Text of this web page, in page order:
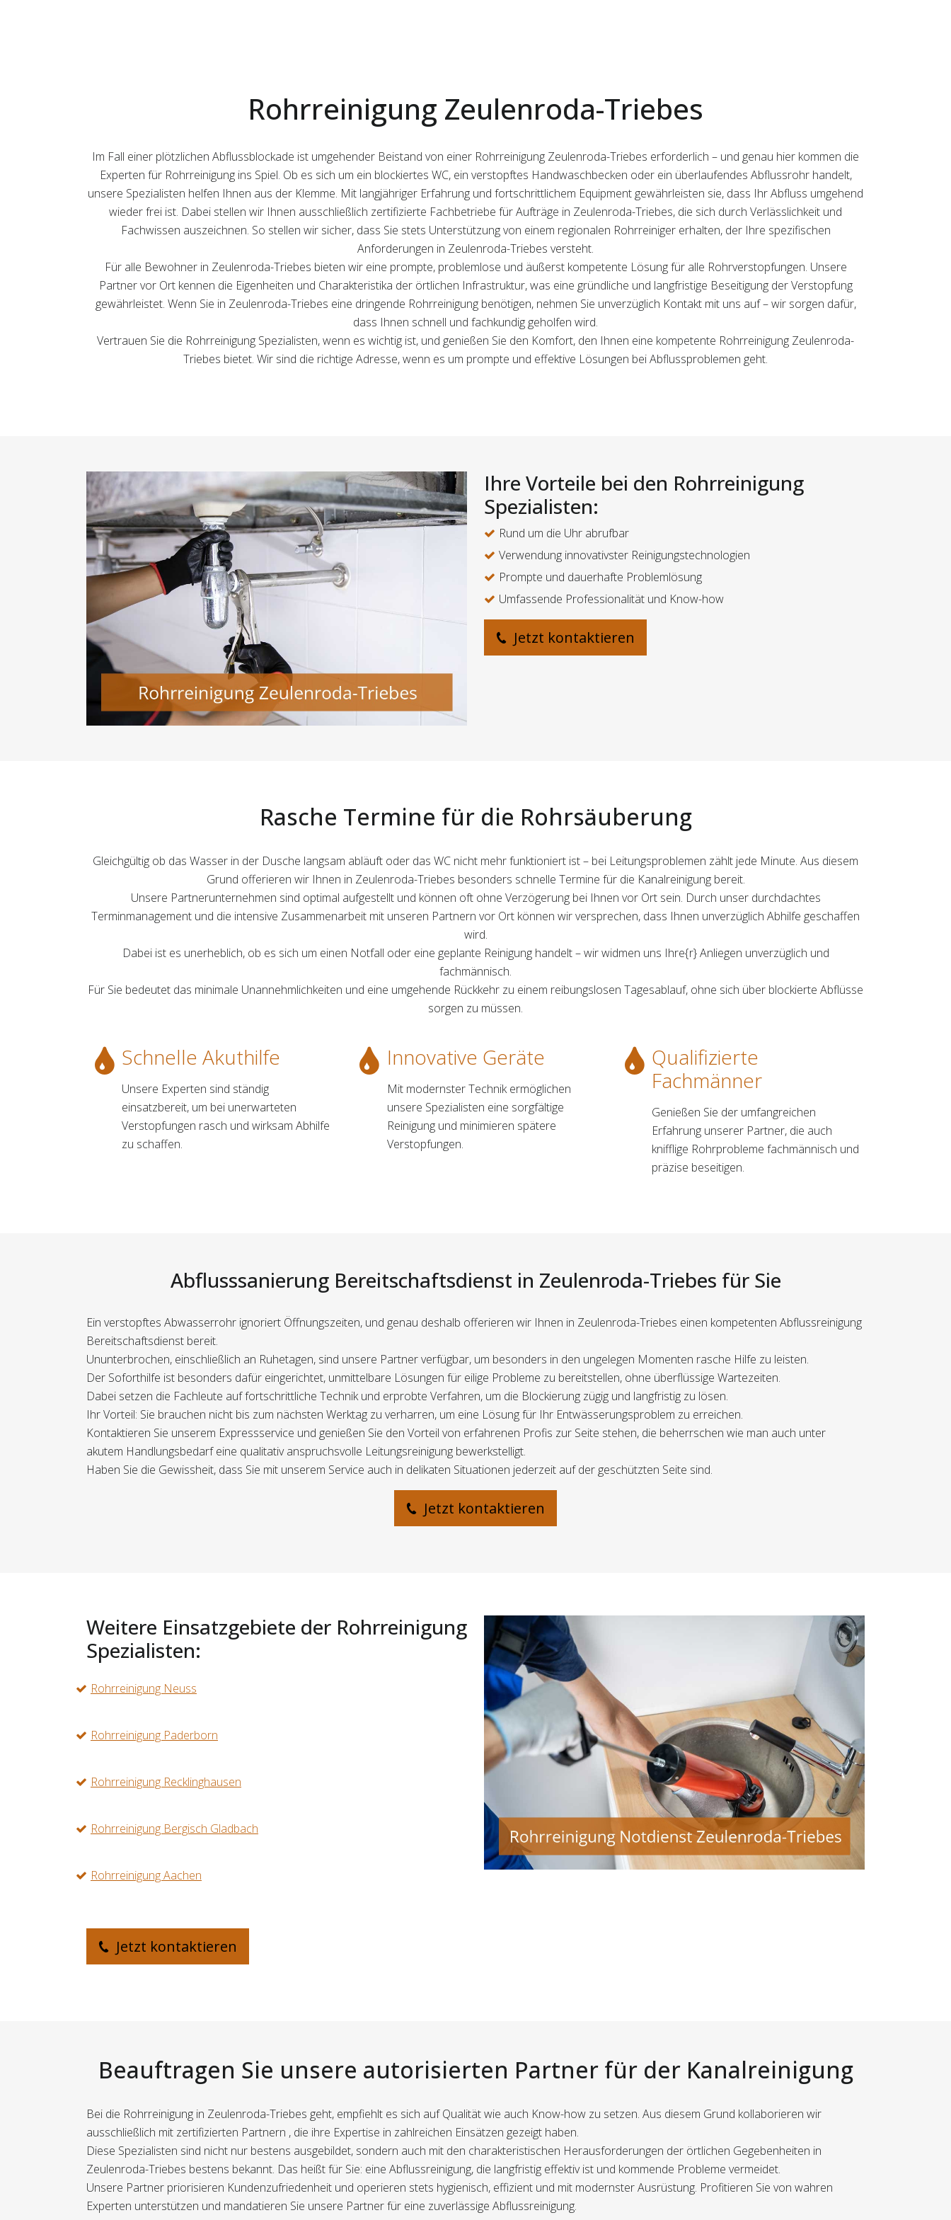
Rohrreinigung Zeulenroda-Triebes
Im Fall einer plötzlichen Abflussblockade ist umgehender Beistand von einer Rohrreinigung Zeulenroda-Triebes erforderlich – und genau hier kommen die
Experten für Rohrreinigung ins Spiel. Ob es sich um ein blockiertes WC, ein verstopftes Handwaschbecken oder ein überlaufendes Abflussrohr handelt,
unsere Spezialisten helfen Ihnen aus der Klemme. Mit langjähriger Erfahrung und fortschrittlichem Equipment gewährleisten sie, dass Ihr Abfluss umgehend
wieder frei ist. Dabei stellen wir Ihnen ausschließlich zertifizierte Fachbetriebe für Aufträge in Zeulenroda-Triebes, die sich durch Verlässlichkeit und
Fachwissen auszeichnen. So stellen wir sicher, dass Sie stets Unterstützung von einem regionalen Rohrreiniger erhalten, der Ihre spezifischen
Anforderungen in Zeulenroda-Triebes versteht.
Für alle Bewohner in Zeulenroda-Triebes bieten wir eine prompte, problemlose und äußerst kompetente Lösung für alle Rohrverstopfungen. Unsere
Partner vor Ort kennen die Eigenheiten und Charakteristika der örtlichen Infrastruktur, was eine gründliche und langfristige Beseitigung der Verstopfung
gewährleistet. Wenn Sie in Zeulenroda-Triebes eine dringende Rohrreinigung benötigen, nehmen Sie unverzüglich Kontakt mit uns auf – wir sorgen dafür,
dass Ihnen schnell und fachkundig geholfen wird.
Vertrauen Sie die Rohrreinigung Spezialisten, wenn es wichtig ist, und genießen Sie den Komfort, den Ihnen eine kompetente Rohrreinigung Zeulenroda-
Triebes bietet. Wir sind die richtige Adresse, wenn es um prompte und effektive Lösungen bei Abflussproblemen geht.
Ihre Vorteile bei den Rohrreinigung
Spezialisten:
Rund um die Uhr abrufbar
Verwendung innovativster Reinigungstechnologien
Prompte und dauerhafte Problemlösung
Umfassende Professionalität und Know-how
Jetzt kontaktieren
Rasche Termine für die Rohrsäuberung
Gleichgültig ob das Wasser in der Dusche langsam abläuft oder das WC nicht mehr funktioniert ist – bei Leitungsproblemen zählt jede Minute. Aus diesem
Grund offerieren wir Ihnen in Zeulenroda-Triebes besonders schnelle Termine für die Kanalreinigung bereit.
Unsere Partnerunternehmen sind optimal aufgestellt und können oft ohne Verzögerung bei Ihnen vor Ort sein. Durch unser durchdachtes
Terminmanagement und die intensive Zusammenarbeit mit unseren Partnern vor Ort können wir versprechen, dass Ihnen unverzüglich Abhilfe geschaffen
wird.
Dabei ist es unerheblich, ob es sich um einen Notfall oder eine geplante Reinigung handelt – wir widmen uns Ihre{r} Anliegen unverzüglich und
fachmännisch.
Für Sie bedeutet das minimale Unannehmlichkeiten und eine umgehende Rückkehr zu einem reibungslosen Tagesablauf, ohne sich über blockierte Abflüsse
sorgen zu müssen.
Schnelle Akuthilfe
Unsere Experten sind ständig
einsatzbereit, um bei unerwarteten
Verstopfungen rasch und wirksam Abhilfe
zu schaffen.
Innovative Geräte
Mit modernster Technik ermöglichen
unsere Spezialisten eine sorgfältige
Reinigung und minimieren spätere
Verstopfungen.
Qualifizierte
Fachmänner
Genießen Sie der umfangreichen
Erfahrung unserer Partner, die auch
knifflige Rohrprobleme fachmännisch und
präzise beseitigen.
Abflusssanierung Bereitschaftsdienst in Zeulenroda-Triebes für Sie
Ein verstopftes Abwasserrohr ignoriert Öffnungszeiten, und genau deshalb offerieren wir Ihnen in Zeulenroda-Triebes einen kompetenten Abflussreinigung
Bereitschaftsdienst bereit.
Ununterbrochen, einschließlich an Ruhetagen, sind unsere Partner verfügbar, um besonders in den ungelegen Momenten rasche Hilfe zu leisten.
Der Soforthilfe ist besonders dafür eingerichtet, unmittelbare Lösungen für eilige Probleme zu bereitstellen, ohne überflüssige Wartezeiten.
Dabei setzen die Fachleute auf fortschrittliche Technik und erprobte Verfahren, um die Blockierung zügig und langfristig zu lösen.
Ihr Vorteil: Sie brauchen nicht bis zum nächsten Werktag zu verharren, um eine Lösung für Ihr Entwässerungsproblem zu erreichen.
Kontaktieren Sie unserem Expressservice und genießen Sie den Vorteil von erfahrenen Profis zur Seite stehen, die beherrschen wie man auch unter
akutem Handlungsbedarf eine qualitativ anspruchsvolle Leitungsreinigung bewerkstelligt.
Haben Sie die Gewissheit, dass Sie mit unserem Service auch in delikaten Situationen jederzeit auf der geschützten Seite sind.
Jetzt kontaktieren
Weitere Einsatzgebiete der Rohrreinigung
Spezialisten:
Rohrreinigung Neuss
Rohrreinigung Paderborn
Rohrreinigung Recklinghausen
Rohrreinigung Bergisch Gladbach
Rohrreinigung Aachen
Jetzt kontaktieren
Beauftragen Sie unsere autorisierten Partner für der Kanalreinigung
Bei die Rohrreinigung in Zeulenroda-Triebes geht, empfiehlt es sich auf Qualität wie auch Know-how zu setzen. Aus diesem Grund kollaborieren wir
ausschließlich mit zertifizierten Partnern , die ihre Expertise in zahlreichen Einsätzen gezeigt haben.
Diese Spezialisten sind nicht nur bestens ausgebildet, sondern auch mit den charakteristischen Herausforderungen der örtlichen Gegebenheiten in
Zeulenroda-Triebes bestens bekannt. Das heißt für Sie: eine Abflussreinigung, die langfristig effektiv ist und kommende Probleme vermeidet.
Unsere Partner priorisieren Kundenzufriedenheit und operieren stets hygienisch, effizient und mit modernster Ausrüstung. Profitieren Sie von wahren
Experten unterstützen und mandatieren Sie unsere Partner für eine zuverlässige Abflussreinigung.